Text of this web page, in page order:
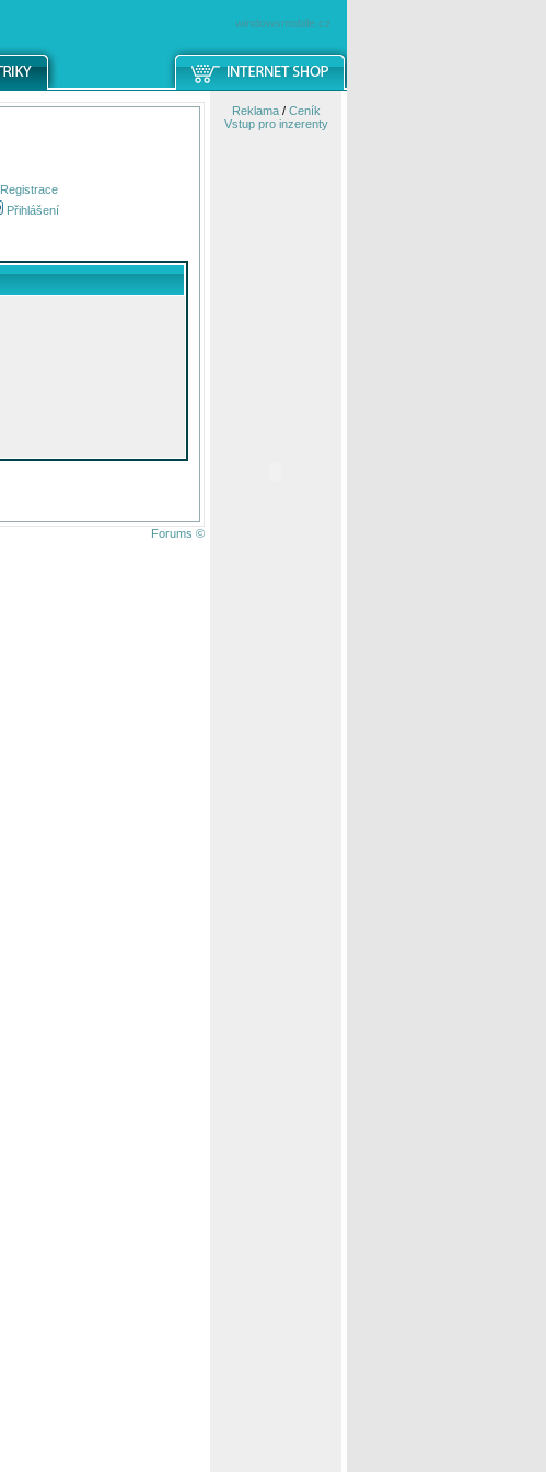
windowsmobile.cz
Registrace
Přihlášení
Forums ©
Reklama/ Ceník
Vstup pro inzerenty